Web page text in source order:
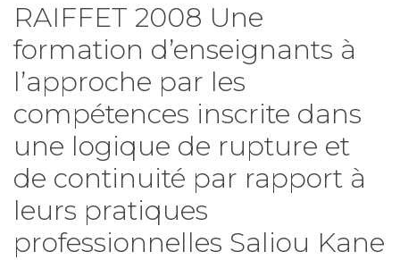
RAIFFET 2008 Une
formation d’enseignants à
l’approche par les
compétences inscrite dans
une logique de rupture et
de continuité par rapport à
leurs pratiques
professionnelles Saliou Kane